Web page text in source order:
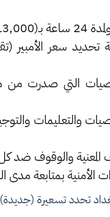
تحديد سعر الأمبير
التي صدرت
والتعليمات
تحدد تسعيرة (جديدة)